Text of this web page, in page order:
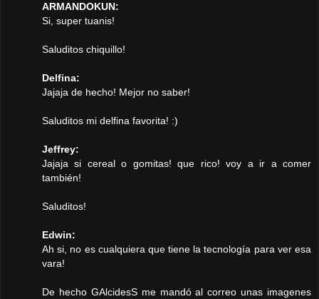
ARMANDOKUN:
Si, super tuanis!
Saluditos chiquillo!
Delfina:
Jajaja de hecho! Mejor no saber!
Saluditos mi delfina favorita! :)
Jeffrey:
Jajaja si cereal o gomitas! que rico! voy a ir a comer
también!
Saluditos!
Edwin:
Ah si, no es cualquiera que tiene la tecnología para ver esa
vara!
De hecho GAlcidesS me mandó al correo unas imagenes